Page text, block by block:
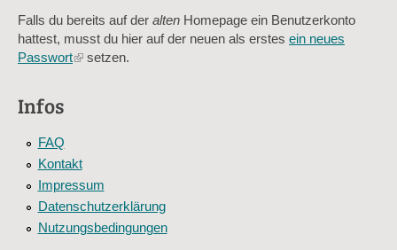
Falls du bereits auf der alten Homepage ein Benutzerkonto
hattest, musst du hier auf der neuen als erstes ein neues
Passwort(linksetzen.
Infos
FAQ
Kontakt
Impressum
Datenschutzerklärung
Nutzungsbedingungen